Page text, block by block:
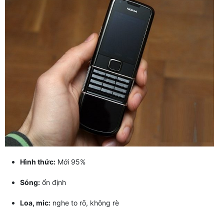
Hình thức: Mới 95%
Sóng: ổn định
Loa, mic: nghe to rõ, không rè